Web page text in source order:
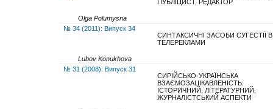
ПУБЛІЦИСТ, РЕДАКТОР
Olga Polumysna
№ 34 (2011): Випуск 34
СИНТАКСИЧНІ ЗАСОБИ СУГЕСТІЇ
ТЕЛЕРЕКЛАМИ
Lubov Konukhova
№ 31 (2008): Випуск 31
СИРІЙСЬКО-УКРАЇНСЬКА
ВЗАЄМОЗАЦІКАВЛЕНІСТЬ:
ІСТОРИЧНИЙ, ЛІТЕРАТУРНИЙ,
ЖУРНАЛІСТСЬКИЙ АСПЕКТИ